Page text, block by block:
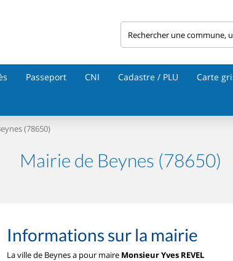
Passeport CNI Cadastre / PLU Carte
(78650)
Mairie de Beynes (78650)
Informations sur la mairie
La ville de Beynes a pour maire Monsieur Yves REVEL